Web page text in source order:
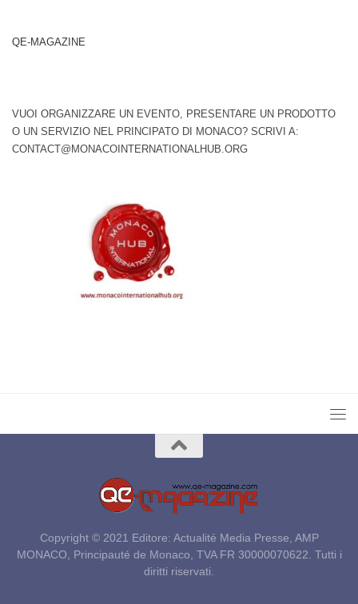
QE-MAGAZINE
VUOI ORGANIZZARE UN EVENTO, PRESENTARE UN PRODOTTO
O UN SERVIZIO NEL PRINCIPATO DI MONACO? SCRIVI A:
CONTACT@MONACOINTERNATIONALHUB.ORG
Copyright © 2021 Editore: Actualité Media Presse, AMP
MONACO, Principauté de Monaco, TVA FR 30000070622. Tutti i
diritti riservati.